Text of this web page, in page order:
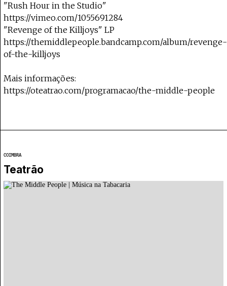
"Rush Hour in the Studio"
https://vimeo.com/1055691284
"Revenge of the Killjoys" LP
https://themiddlepeople.bandcamp.com/album/revenge-
of-the-killjoys
Mais informações:
https://oteatrao.com/programacao/the-middle-people
COIMBRA
Teatrão